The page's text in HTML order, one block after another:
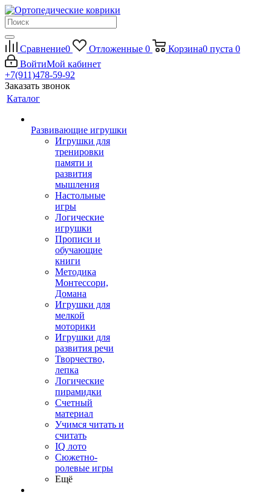
Сравнение0 Отложенные 0 Корзина0 пуста 0
ВойтиМой кабинет
+7(911)478-59-92
Заказать звонок
Каталог
Развивающие игрушки
Игрушки для
тренировки
памяти и
развития
мышления
Настольные
игры
Логические
игрушки
Прописи и
обучающие
книги
Методика
Монтессори,
Домана
Игрушки для
мелкой
моторики
Игрушки для
развития речи
Творчество,
лепка
Логические
пирамидки
Счетный
материал
Учимся читать и
считать
IQ лото
Сюжетно-
ролевые игры
Ещё